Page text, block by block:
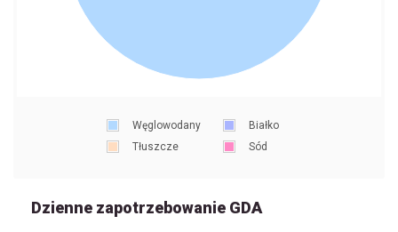
Węglowodany
Białko
Tłuszcze
Sód
Dzienne zapotrzebowanie GDA